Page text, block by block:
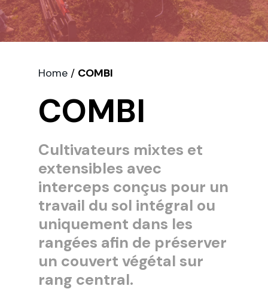
Home / COMBI
COMBI
Cultivateurs mixtes et
extensibles avec
interceps conçus pour un
travail du sol intégral ou
uniquement dans les
rangées afin de préserver
un couvert végétal sur
rang central.